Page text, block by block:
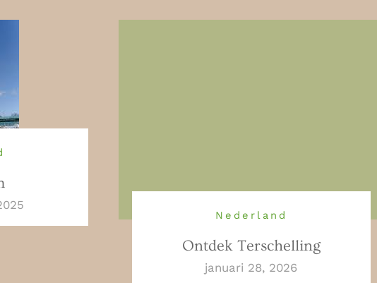
Nederland
Ontdek Terschelling
januari 28, 2026